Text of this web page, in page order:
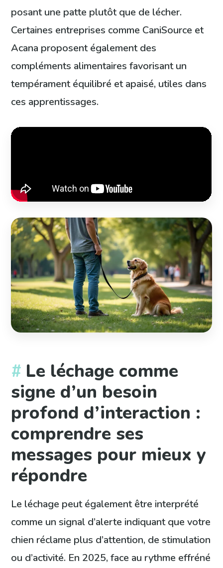
posant une patte plutôt que de lécher.
Certaines entreprises comme CaniSource et
Acana proposent également des
compléments alimentaires favorisant un
tempérament équilibré et apaisé, utiles dans
ces apprentissages.
Le léchage comme
signe d’un besoin
profond d’interaction :
comprendre ses
messages pour mieux y
répondre
Le léchage peut également être interprété
comme un signal d’alerte indiquant que votre
chien réclame plus d’attention, de stimulation
ou d’activité. En 2025, face au rythme effréné